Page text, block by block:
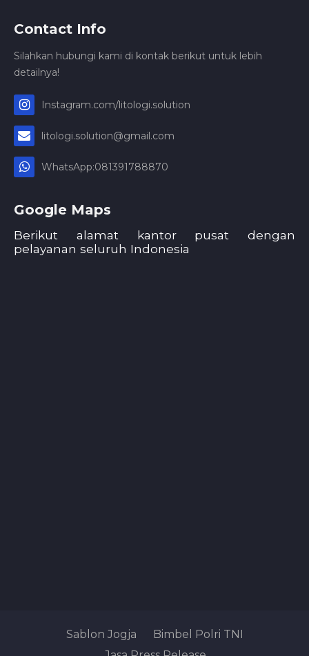
Contact Info
Silahkan hubungi kami di kontak berikut untuk lebih
detailnya!
Instagram.com/litologi.solution
litologi.solution@gmail.com
WhatsApp:081391788870
Google Maps
Berikut alamat kantor pusat dengan
pelayanan seluruh Indonesia
Sablon Jogja
Bimbel Polri TNI